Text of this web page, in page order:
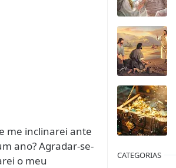
e me inclinarei ante
ano? Agradar-se-
o meu
CATEGORIAS